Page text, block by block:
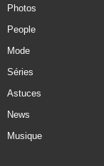
Photos
People
Mode
Séries
Astuces
News
Musique